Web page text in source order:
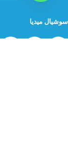
سوشيال ميديا